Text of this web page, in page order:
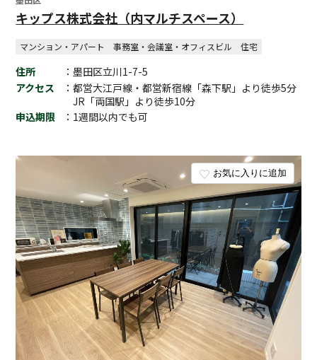
お気に入りに追加
キップス株式会社（内マルチスペース）
マンション・アパート 事務室・会議室・オフィスビル 住宅
住所
：墨田区立川1-7-5
アクセス
：都営大江戸線・都営新宿線「森下駅」より徒歩5分
JR「両国駅」より徒歩10分
申込期限
：1週間以内でも可